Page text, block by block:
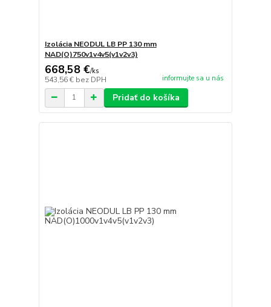
Izolácia NEODUL LB PP 130 mm
NAD(O)750v1v4v5(v1v2v3)
668,58 €/ks
543,56 € bez DPH informujte sa u nás
Pridať do košíka